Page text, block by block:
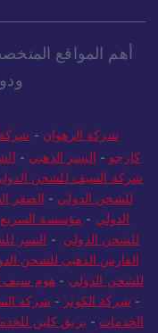
أهم المواقع
شركة الرهوان - شركة
كارجو - النسر الذهبي -
شركة السيف للشحن
للشحن الدولي - الصقر
الدولي - مؤسسة السريع
للشحن الدولي - النسر
الفارس الذهبي للشحن
للشحن الدولي - هوم سيف
- شركة الكوثر - شركة
الخدمات - بريق كلين